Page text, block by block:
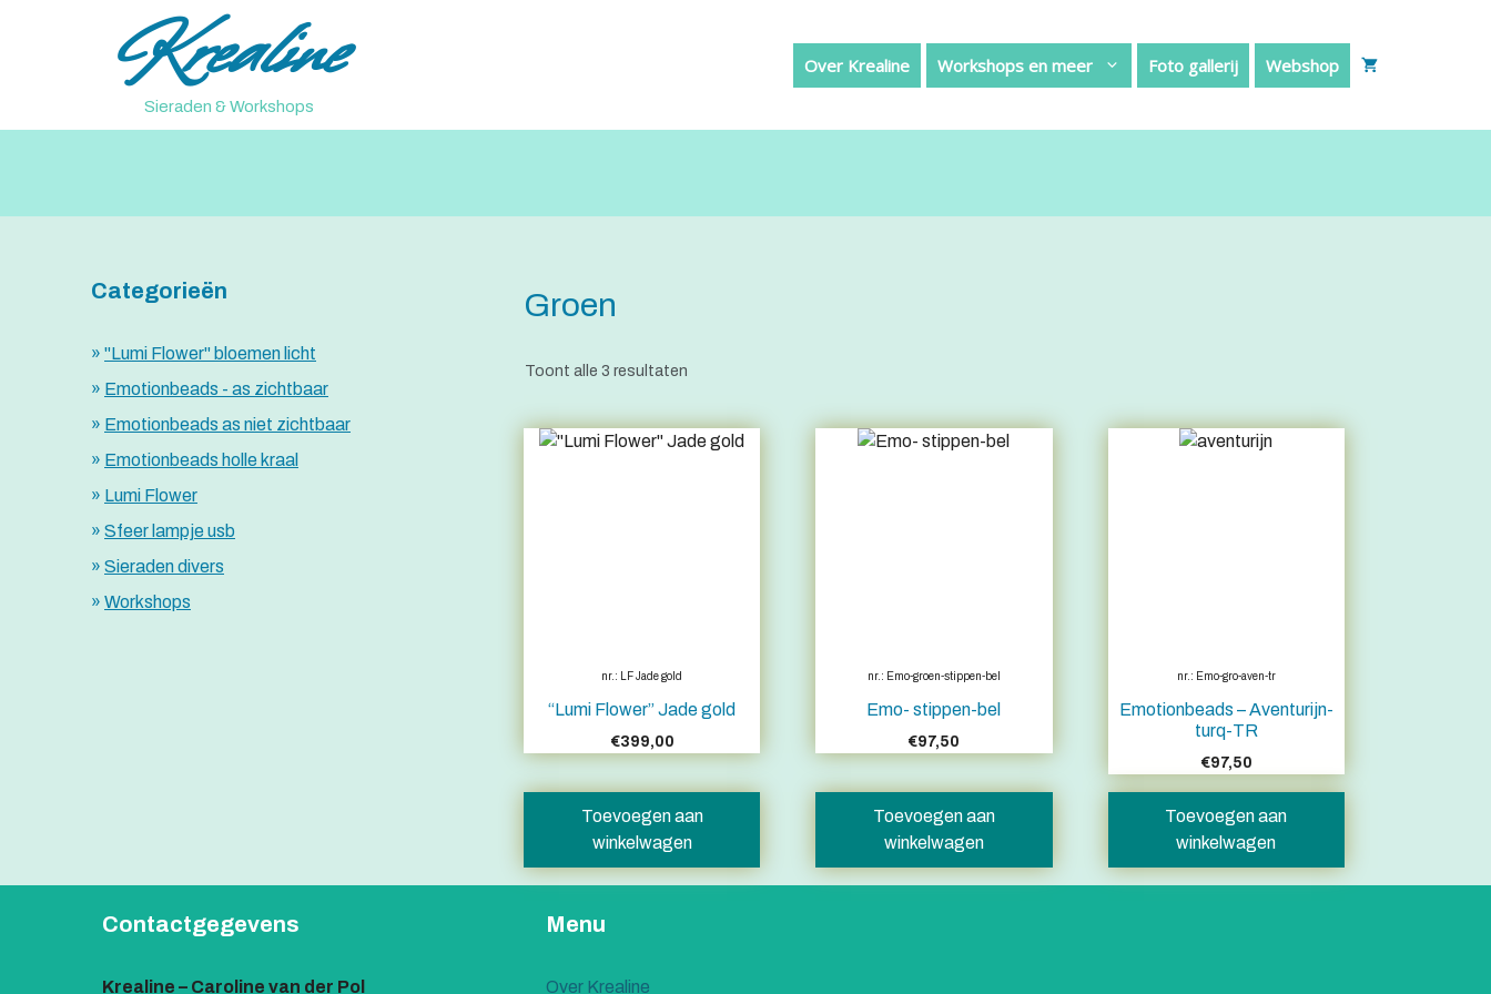
Krealine
Sieraden & Workshops
Over Krealine Workshops en meer Foto gallerij Webshop
Groen
Toont alle 3 resultaten
nr.: LF Jade gold
“Lumi Flower” Jade gold
€399,00
Toevoegen aan
winkelwagen
nr.: Emo-groen-stippen-bel
Emo- stippen-bel
€97,50
Toevoegen aan
winkelwagen
nr.: Emo-gro-aven-tr
Emotionbeads – Aventurijn-
turq-TR
€97,50
Toevoegen aan
winkelwagen
Categorieën
"Lumi Flower" bloemen licht
Emotionbeads - as zichtbaar
Emotionbeads as niet zichtbaar
Emotionbeads holle kraal
Lumi Flower
Sfeer lampje usb
Sieraden divers
Workshops
Contactgegevens
Krealine – Caroline van der Pol
Menu
Over Krealine